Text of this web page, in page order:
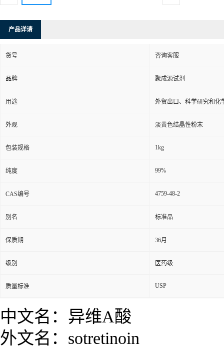
产品详请
货号 咨询客服
品牌 聚成源试剂
用途 外贸出口、科学研究和化
外观 淡黄色结晶性粉末
包装规格 1kg
纯度 99%
CAS编号 4759-48-2
别名 标准品
保质期 36月
级别 医药级
质量标准 USP
中文名： 异维A酸
外文名： sotretinoin